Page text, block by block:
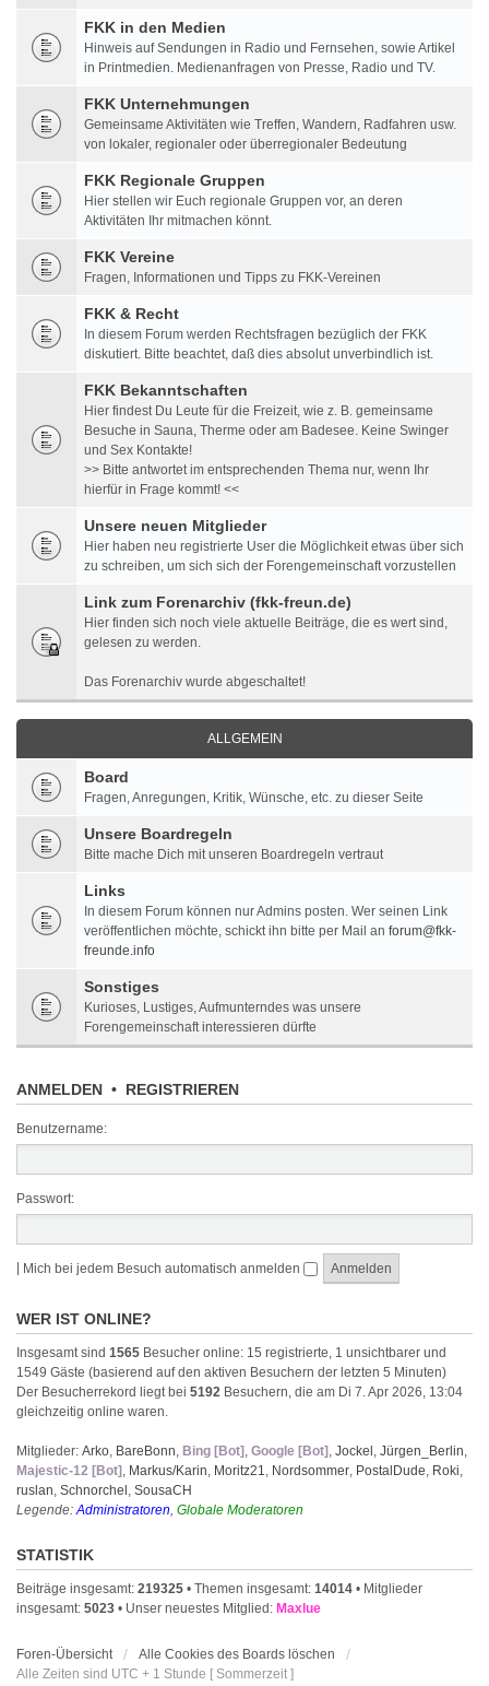
FKK in den Medien
Hinweis auf Sendungen in Radio und Fernsehen, sowie Artikel
in Printmedien. Medienanfragen von Presse, Radio und TV.
FKK Unternehmungen
Gemeinsame Aktivitäten wie Treffen, Wandern, Radfahren usw.
von lokaler, regionaler oder überregionaler Bedeutung
FKK Regionale Gruppen
Hier stellen wir Euch regionale Gruppen vor, an deren
Aktivitäten Ihr mitmachen könnt.
FKK Vereine
Fragen, Informationen und Tipps zu FKK-Vereinen
FKK & Recht
In diesem Forum werden Rechtsfragen bezüglich der FKK
diskutiert. Bitte beachtet, daß dies absolut unverbindlich ist.
FKK Bekanntschaften
Hier findest Du Leute für die Freizeit, wie z. B. gemeinsame
Besuche in Sauna, Therme oder am Badesee. Keine Swinger
und Sex Kontakte!
>> Bitte antwortet im entsprechenden Thema nur, wenn Ihr
hierfür in Frage kommt! <<
Unsere neuen Mitglieder
Hier haben neu registrierte User die Möglichkeit etwas über sich
zu schreiben, um sich sich der Forengemeinschaft vorzustellen
Link zum Forenarchiv (fkk-freun.de)
Hier finden sich noch viele aktuelle Beiträge, die es wert sind,
gelesen zu werden.
Das Forenarchiv wurde abgeschaltet!
ALLGEMEIN
Board
Fragen, Anregungen, Kritik, Wünsche, etc. zu dieser Seite
Unsere Boardregeln
Bitte mache Dich mit unseren Boardregeln vertraut
Links
In diesem Forum können nur Admins posten. Wer seinen Link
veröffentlichen möchte, schickt ihn bitte per Mail an forum@fkk-
freunde.info
Sonstiges
Kurioses, Lustiges, Aufmunterndes was unsere
Forengemeinschaft interessieren dürfte
ANMELDEN • REGISTRIEREN
Benutzername:
Passwort:
Mich bei jedem Besuch automatisch anmelden
WER IST ONLINE?
Insgesamt sind 1565 Besucher online: 15 registrierte, 1 unsichtbarer und
1549 Gäste (basierend auf den aktiven Besuchern der letzten 5 Minuten)
Der Besucherrekord liegt bei 5192 Besuchern, die am Di 7. Apr 2026, 13:04
gleichzeitig online waren.
Mitglieder: Arko, BareBonn, Bing [Bot] , Google [Bot] , Jockel , Jürgen_Berlin,
Majestic-12 [Bot] , Markus/Karin, Moritz21, Nordsommer, PostalDude, Roki,
ruslan, Schnorchel , SousaCH
Legende:Administratoren, Globale Moderatoren
STATISTIK
Beiträge insgesamt: 219325 • Themen insgesamt: 14014 • Mitglieder
insgesamt: 5023 • Unser neuestes Mitglied: Maxlue
Foren-Übersicht
Alle Cookies des Boards löschen
Alle Zeiten sind UTC + 1 Stunde [ Sommerzeit ]